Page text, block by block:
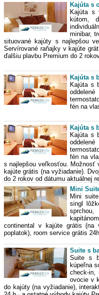
Kajúta s
Kajúta s
kútom,
minibar,
situované kajúty s najlepšou
Servírované raňajky v kajúte
ďalšiu plavbu Premium do 2
Kajúta s
Kajúta s
fén na
Kajúta s
Kajúta s
fén na
s najlepšou veľkosťou. Možnosť
kajúte grátis (na vyžiadanie).
do 2 rokov od dátumu aktuálnej
Mini
Mini
singl
sprchou,
continental v kajúte grátis (na
poplatok), room service grátis
Suite s
Suite s
kúpeľna
check-in,
ovocie v
do kajúty (na vyžiadanie),